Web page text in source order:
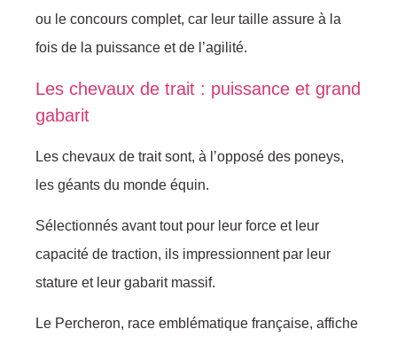
ou le concours complet, car leur taille assure à la
fois de la puissance et de l’agilité.
Les chevaux de trait : puissance et grand
gabarit
Les chevaux de trait sont, à l’opposé des poneys,
les géants du monde équin.
Sélectionnés avant tout pour leur force et leur
capacité de traction, ils impressionnent par leur
stature et leur gabarit massif.
Le Percheron, race emblématique française, affiche